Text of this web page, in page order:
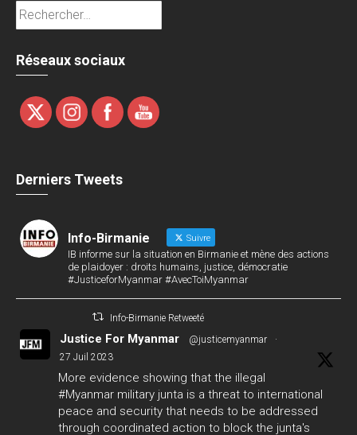
Rechercher :
Réseaux sociaux
Derniers Tweets
Info-Birmanie Suivre
IB informe sur la situation en Birmanie et mène des actions
de plaidoyer : droits humains, justice, démocratie
#JusticeforMyanmar #AvecToiMyanmar
Info-Birmanie Retweeté
Justice For Myanmar @justicemyanmar
·
27 Juil 2023
More evidence showing that the illegal
#Myanmar military junta is a threat to international
peace and security that needs to be addressed
through coordinated action to block the junta's